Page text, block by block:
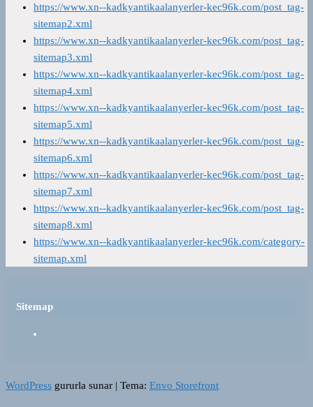
https://www.xn--kadkyantikaalanyerler-kec96k.com/post_tag-
sitemap2.xml
https://www.xn--kadkyantikaalanyerler-kec96k.com/post_tag-
sitemap3.xml
https://www.xn--kadkyantikaalanyerler-kec96k.com/post_tag-
sitemap4.xml
https://www.xn--kadkyantikaalanyerler-kec96k.com/post_tag-
sitemap5.xml
https://www.xn--kadkyantikaalanyerler-kec96k.com/post_tag-
sitemap6.xml
https://www.xn--kadkyantikaalanyerler-kec96k.com/post_tag-
sitemap7.xml
https://www.xn--kadkyantikaalanyerler-kec96k.com/post_tag-
sitemap8.xml
https://www.xn--kadkyantikaalanyerler-kec96k.com/category-
sitemap.xml
Sitemap
WordPress gururla sunar | Tema: Envo Storefront